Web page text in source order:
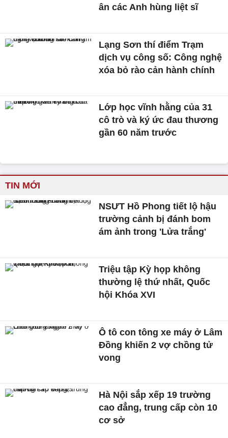
ân các Anh hùng liệt sĩ
Lạng Sơn thí điểm Trạm
dịch vụ công số: Công nghệ
xóa bỏ rào cản hành chính
Lớp học vĩnh hằng của 31
cô trò và ký ức đau thương
gần 60 năm trước
TIN MỚI
NSƯT Hồ Phong tiết lộ hậu
trường cảnh bị đánh bom
ám ảnh trong 'Lửa trắng'
Triệu tập Kỳ họp không
thường lệ thứ nhất, Quốc
hội Khóa XVI
Ô tô con tông xe máy ở Lâm
Đồng khiến 2 vợ chồng tử
vong
Hà Nội sắp xếp 19 trường
cao đẳng, trung cấp còn 10
cơ sở